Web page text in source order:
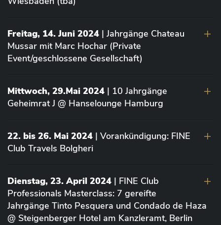
Freitag, 14. Juni 2024 | Jahrgänge Chateau
Mussar mit Marc Hochar (Private
Event/geschlossene Gesellschaft)
Mittwoch, 29.Mai 2024 | 10 Jahrgänge
Geheimrat J @ Hanselounge Hamburg
22. bis 26. Mai 2024 | Vorankündigung: FINE
Club Travels Bolgheri
Dienstag, 23. April 2024 | FINE Club
Professionals Masterclass: 7 gereifte
Jahrgänge Tinto Pesquera und Condado de Haza
@ Steigenberger Hotel am Kanzleramt, Berlin